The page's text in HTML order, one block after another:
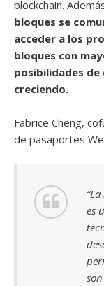
blockchain.
bloques se
acceder a los
bloques con
posibilidades de
creciendo.
Fabrice Cheng,
de pasaportes
es